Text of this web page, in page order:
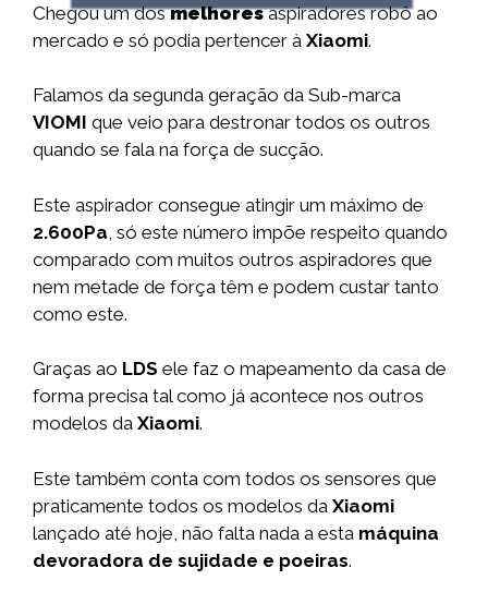
Chegou um dosmelhoresaspiradores robô ao
mercado e só podia pertencer à Xiaomi.
Falamos da segunda geração da Sub-marca
VIOMI que veio para destronar todos os outros
quando se fala na força de sucção.
Este aspirador consegue atingir um máximo de
2.600Pa , só este número impõe respeito quando
comparado com muitos outros aspiradores que
nem metade de força têm e podem custar tanto
como este.
Graças ao LDS ele faz o mapeamento da casa de
forma precisa tal como já acontece nos outros
modelos da Xiaomi.
Este também conta com todos os sensores que
praticamente todos os modelos da Xiaomi
lançado até hoje, não falta nada a esta máquina
devoradora de sujidade e poeiras.